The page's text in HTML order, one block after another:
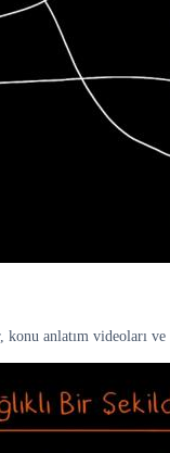
konu anlatım videoları ve